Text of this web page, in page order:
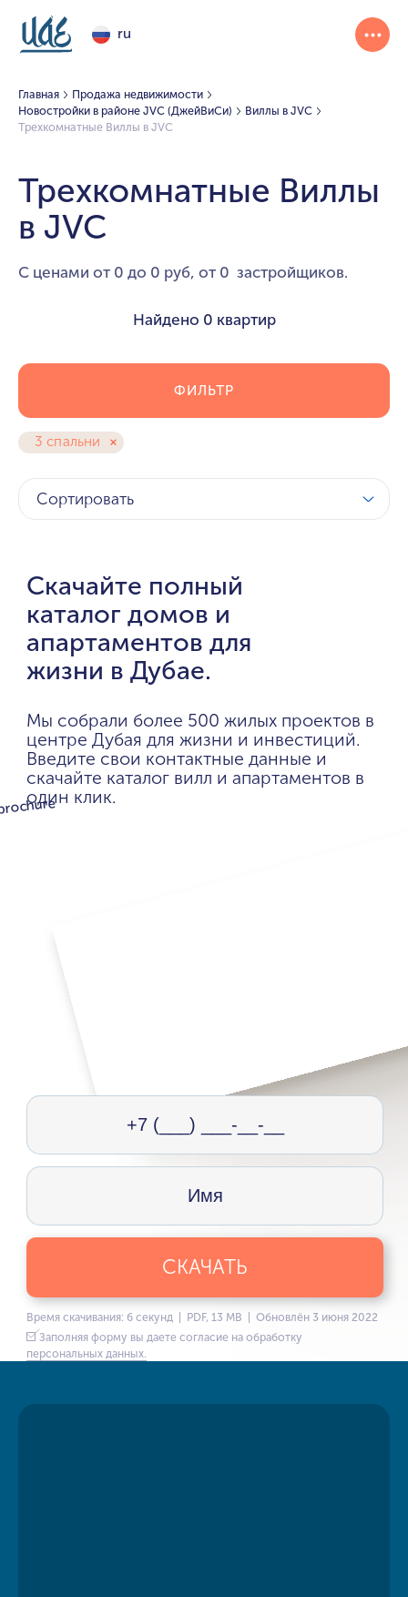
ru
Главная
Продажа недвижимости
Новостройки в районе JVC (ДжейВиСи)
Виллы в JVC
Трехкомнатные Виллы в JVC
Трехкомнатные Виллы
в JVC
С ценами от 0 до 0 руб, от 0 застройщиков.
Найдено 0 квартир
3 спальни
ФИЛЬТР
Сортировать
Скачайте полный
каталог домов и
апартаментов для
жизни в Дубае.
Мы собрали более 500 жилых проектов в
центре Дубая для жизни и инвестиций.
Введите свои контактные данные и
скачайте каталог вилл и апартаментов в
один клик.
СКАЧАТЬ
Время скачивания: 6 секунд | PDF, 13 MB | Обновлён 3 июня 2022
Заполняя форму вы даете согласие на обработку
персональных данных.